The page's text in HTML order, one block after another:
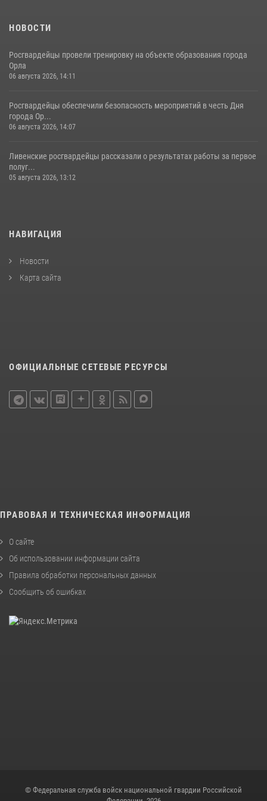
НОВОСТИ
Росгвардейцы провели тренировку на объекте образования города
Орла
06 августа 2026, 14:11
Росгвардейцы обеспечили безопасность мероприятий в честь Дня
города Ор...
06 августа 2026, 14:07
Ливенские росгвардейцы рассказали о результатах работы за первое
полуг...
05 августа 2026, 13:12
НАВИГАЦИЯ
Новости
Карта сайта
ОФИЦИАЛЬНЫЕ СЕТЕВЫЕ РЕСУРСЫ
ПРАВОВАЯ И ТЕХНИЧЕСКАЯ ИНФОРМАЦИЯ
О сайте
Об использовании информации сайта
Правила обработки персональных данных
Сообщить об ошибках
© Федеральная служба войск национальной гвардии Российской